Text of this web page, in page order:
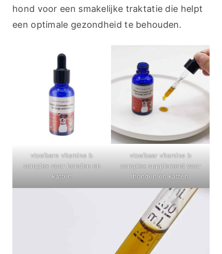
hond voor een smakelijke traktatie die helpt
een optimale gezondheid te behouden.
vloeibare vitamine b
complex voor honden en
katten
vloeibaar vitamine b
complex supplement voor
honden en katten